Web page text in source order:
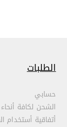
الطلبات
حسابي
الشحن لكافة أنحاء
أتفاقية أستخدام